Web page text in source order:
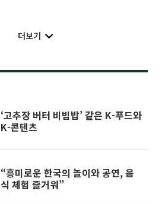
더보기
‘고추장 버터 비빔밥’ 같은 K-푸드와
K-콘텐츠
“흥미로운 한국의 놀이와 공연, 음
식 체험 즐거워”